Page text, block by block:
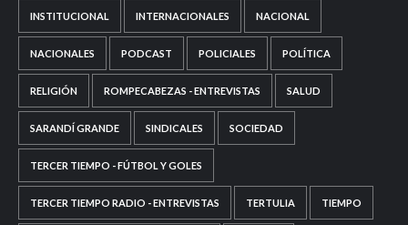
INSTITUCIONAL INTERNACIONALES NACIONAL
NACIONALES PODCAST POLICIALES POLÍTICA
RELIGIÓN ROMPECABEZAS - ENTREVISTAS SALUD
SARANDÍ GRANDE SINDICALES SOCIEDAD
TERCER TIEMPO - FÚTBOL Y GOLES
TERCER TIEMPO RADIO - ENTREVISTAS TERTULIA TIEMPO